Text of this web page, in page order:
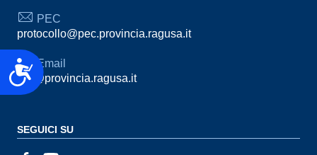
Accessibilità
PEC
protocollo@pec.provincia.ragusa.it
Email
urp@provincia.ragusa.it
SEGUICI SU